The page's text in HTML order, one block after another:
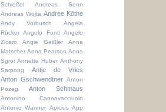
Schießel
Andreas Senn
Andreas Wojta Andree Köthe
Andy Vorbusch
Angela
Rücker Angelo Fonti Angelo
Zicaro
Angie Geißler
Anna
Matscher Anna Pearson Anna
Sgroi Annette Huber Anthony
Sarpong
Antje de Vries
Anton Gschwendtner Anton
Pozeg
Anton Schmaus
Antonino Cannavacciuolo
Antonio Wanner Apicius App